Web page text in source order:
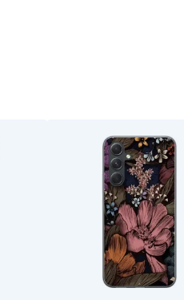
enheten din mot
rundt alle kanter,
som gir en
gir lett tilgang til alle
rask tilgang til alle